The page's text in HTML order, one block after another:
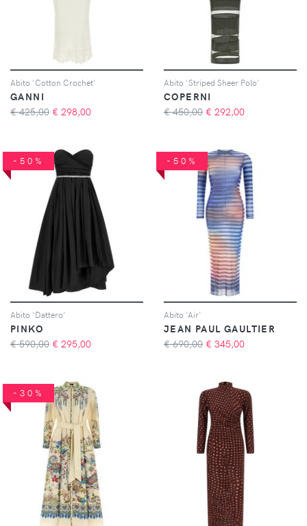
Abito 'Cotton Crochet'
GANNI
€ 425,00 € 298,00
Abito 'Striped Sheer Polo'
COPERNI
€ 450,00 € 292,00
-50%
Abito 'Dattero'
PINKO
€ 590,00 € 295,00
-50%
Abito 'Air'
JEAN PAUL GAULTIER
€ 690,00 € 345,00
-30%